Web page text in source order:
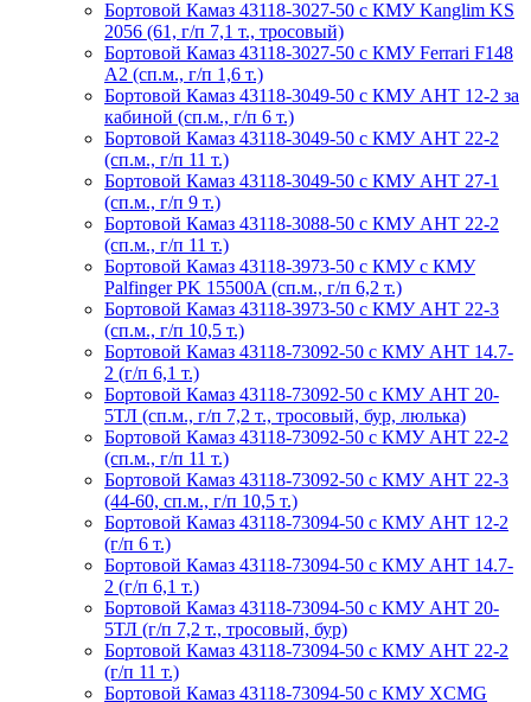
Бортовой Камаз 43118-3027-50 с КМУ Kanglim KS
2056 (61, г/п 7,1 т., тросовый)
Бортовой Камаз 43118-3027-50 с КМУ Ferrari F148
A2 (сп.м., г/п 1,6 т.)
Бортовой Камаз 43118-3049-50 с КМУ АНТ 12-2 за
кабиной (сп.м., г/п 6 т.)
Бортовой Камаз 43118-3049-50 с КМУ АНТ 22-2
(сп.м., г/п 11 т.)
Бортовой Камаз 43118-3049-50 с КМУ АНТ 27-1
(сп.м., г/п 9 т.)
Бортовой Камаз 43118-3088-50 с КМУ АНТ 22-2
(сп.м., г/п 11 т.)
Бортовой Камаз 43118-3973-50 с КМУ с КМУ
Palfinger PK 15500A (сп.м., г/п 6,2 т.)
Бортовой Камаз 43118-3973-50 с КМУ АНТ 22-3
(сп.м., г/п 10,5 т.)
Бортовой Камаз 43118-73092-50 с КМУ АНТ 14.7-
2 (г/п 6,1 т.)
Бортовой Камаз 43118-73092-50 с КМУ АНТ 20-
5ТЛ (сп.м., г/п 7,2 т., тросовый, бур, люлька)
Бортовой Камаз 43118-73092-50 с КМУ АНТ 22-2
(сп.м., г/п 11 т.)
Бортовой Камаз 43118-73092-50 с КМУ АНТ 22-3
(44-60, сп.м., г/п 10,5 т.)
Бортовой Камаз 43118-73094-50 с КМУ АНТ 12-2
(г/п 6 т.)
Бортовой Камаз 43118-73094-50 с КМУ АНТ 14.7-
2 (г/п 6,1 т.)
Бортовой Камаз 43118-73094-50 с КМУ АНТ 20-
5ТЛ (г/п 7,2 т., тросовый, бур)
Бортовой Камаз 43118-73094-50 с КМУ АНТ 22-2
(г/п 11 т.)
Бортовой Камаз 43118-73094-50 с КМУ XCMG